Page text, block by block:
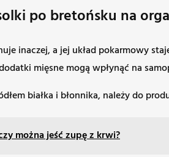
po bretońsku na
inaczej, a jej układ pokarmowy
mięsne mogą wpłynąć na
białka i błonnika, należy do
można jeść zupę z krwi?